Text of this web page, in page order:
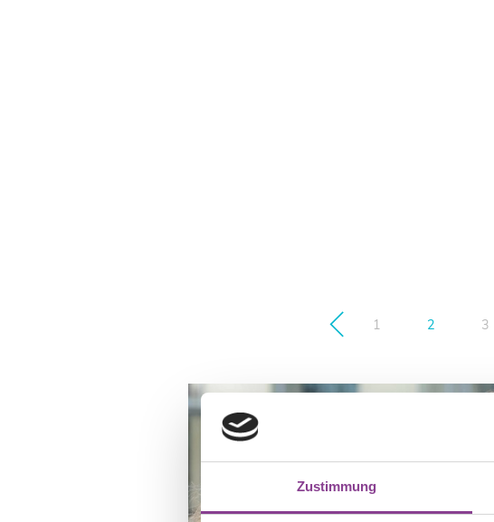
Zustimmung
1 2 3